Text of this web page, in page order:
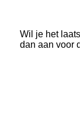
Wil je het
dan aan voor